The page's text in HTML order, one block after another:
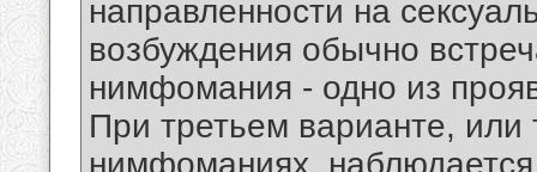
направленности на
возбуждения обычно
нимфомания - одно из
При третьем варианте,